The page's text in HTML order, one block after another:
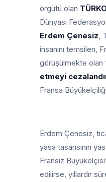
örgütü olan
Dünyası
Erdem Çenesiz
insanını temsilen,
görüşülmekte olan
etmeyi
Fransa
Erdem Çenesiz,
yasa tasarısının
Fransız
edilirse, yıllardır